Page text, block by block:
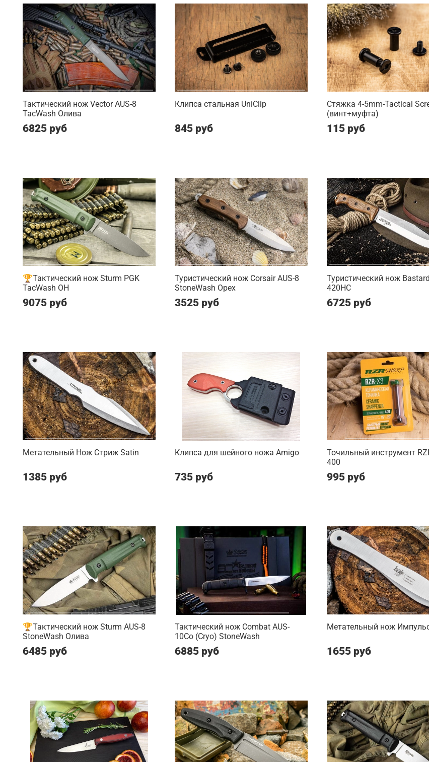
Тактический нож Vector AUS-8
TacWash Олива
6825 руб
Клипса стальная UniClip
845 руб
Стяжка 4-5mm-Tactical
(винт+муфта)
115 руб
🏆Тактический нож Sturm PGK
TacWash OH
9075 руб
Туристический нож Corsair AUS-8
StoneWash Орех
3525 руб
Туристический нож
420HC
6725 руб
Метательный Нож Стриж Satin
1385 руб
Клипса для шейного ножа Amigo
735 руб
Точильный инструмент
400
995 руб
🏆Тактический нож Sturm AUS-8
StoneWash Олива
6485 руб
Тактический нож Combat AUS-
10Co (Cryo) StoneWash
6885 руб
Метательный нож
1655 руб